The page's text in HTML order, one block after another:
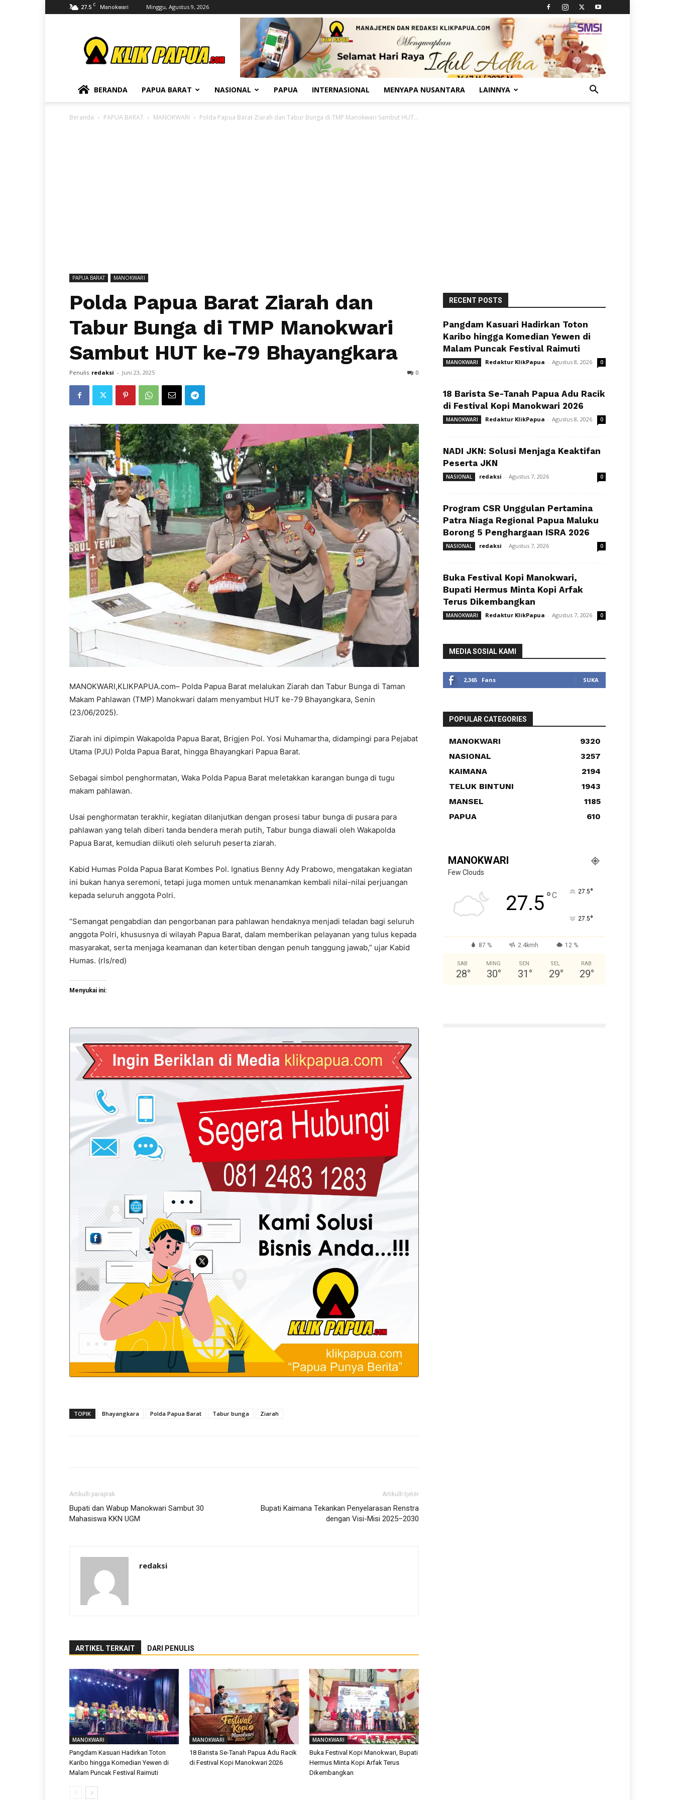
27.5 C Manokwari Minggu, Agustus 9, 2026
BERANDA PAPUA BARAT NASIONAL PAPUA INTERNASIONAL MENYAPA NUSANTARA LAINNYA
Beranda PAPUA BARAT MANOKWARI Polda Papua Barat Ziarah dan Tabur Bunga di TMP Manokwari Sambut HUT...
PAPUA BARAT MANOKWARI
Polda Papua Barat Ziarah dan
Tabur Bunga di TMP Manokwari
Sambut HUT ke-79 Bhayangkara
Penulis redaksi - Juni 23, 2025 0
MANOKWARI,KLIKPAPUA.com– Polda Papua Barat melalukan Ziarah dan Tabur Bunga di Taman
Makam Pahlawan (TMP) Manokwari dalam menyambut HUT ke-79 Bhayangkara, Senin
(23/06/2025).
Ziarah ini dipimpin Wakapolda Papua Barat, Brigjen Pol. Yosi Muhamartha, didampingi para Pejabat
Utama (PJU) Polda Papua Barat, hingga Bhayangkari Papua Barat.
Sebagai simbol penghormatan, Waka Polda Papua Barat meletakkan karangan bunga di tugu
makam pahlawan.
Usai penghormatan terakhir, kegiatan dilanjutkan dengan prosesi tabur bunga di pusara para
pahlawan yang telah diberi tanda bendera merah putih, Tabur bunga diawali oleh Wakapolda
Papua Barat, kemudian diikuti oleh seluruh peserta ziarah.
Kabid Humas Polda Papua Barat Kombes Pol. Ignatius Benny Ady Prabowo, mengatakan kegiatan
ini bukan hanya seremoni, tetapi juga momen untuk menanamkan kembali nilai-nilai perjuangan
kepada seluruh anggota Polri.
“Semangat pengabdian dan pengorbanan para pahlawan hendaknya menjadi teladan bagi seluruh
anggota Polri, khususnya di wilayah Papua Barat, dalam memberikan pelayanan yang tulus kepada
masyarakat, serta menjaga keamanan dan ketertiban dengan penuh tanggung jawab,” ujar Kabid
Humas. (rls/red)
Menyukai ini:
TOPIK Bhayangkara Polda Papua Barat Tabur bunga Ziarah
Artikulli paraprak
Bupati dan Wabup Manokwari Sambut 30
Mahasiswa KKN UGM
Artikulli tjetër
Bupati Kaimana Tekankan Penyelarasan Renstra
dengan Visi-Misi 2025–2030
redaksi
ARTIKEL TERKAIT DARI PENULIS
MANOKWARI
Pangdam Kasuari Hadirkan Toton
Karibo hingga Komedian Yewen di
Malam Puncak Festival Raimuti
MANOKWARI
18 Barista Se-Tanah Papua Adu Racik
di Festival Kopi Manokwari 2026
MANOKWARI
Buka Festival Kopi Manokwari, Bupati
Hermus Minta Kopi Arfak Terus
Dikembangkan
RECENT POSTS
Pangdam Kasuari Hadirkan Toton
Karibo hingga Komedian Yewen di
Malam Puncak Festival Raimuti
MANOKWARI Redaktur KlikPapua - Agustus 8, 2026 0
18 Barista Se-Tanah Papua Adu Racik
di Festival Kopi Manokwari 2026
MANOKWARI Redaktur KlikPapua - Agustus 8, 2026 0
NADI JKN: Solusi Menjaga Keaktifan
Peserta JKN
NASIONAL redaksi - Agustus 7, 2026 0
Program CSR Unggulan Pertamina
Patra Niaga Regional Papua Maluku
Borong 5 Penghargaan ISRA 2026
NASIONAL redaksi - Agustus 7, 2026 0
Buka Festival Kopi Manokwari,
Bupati Hermus Minta Kopi Arfak
Terus Dikembangkan
MANOKWARI Redaktur KlikPapua - Agustus 7, 2026 0
MEDIA SOSIAL KAMI
2,365 Fans SUKA
POPULAR CATEGORIES
MANOKWARI
9320
NASIONAL
3257
KAIMANA
2194
TELUK BINTUNI
1943
MANSEL
1185
PAPUA
610
MANOKWARI
Few Clouds
27.5°C 27.5°
27.5°
87 % 2.4kmh 12 %
SAB
28°
MING
30°
SEN
31 °
SEL
29°
RAB
29°